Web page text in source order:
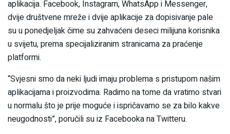
aplikacija. Facebook, Instagram, WhatsApp i Messenger,
dvije društvene mreže i dvije aplikacije za dopisivanje pale
su u ponedjeljak čime su zahvaćeni deseci milijuna korisnika
u svijetu, prema specijaliziranim stranicama za praćenje
platformi.
“Svjesni smo da neki ljudi imaju problema s pristupom našim
aplikacijama i proizvodima. Radimo na tome da vratimo stvari
u normalu što je prije moguće i ispričavamo se za bilo kakve
neugodnosti”, poručili su iz Facebooka na Twitteru.